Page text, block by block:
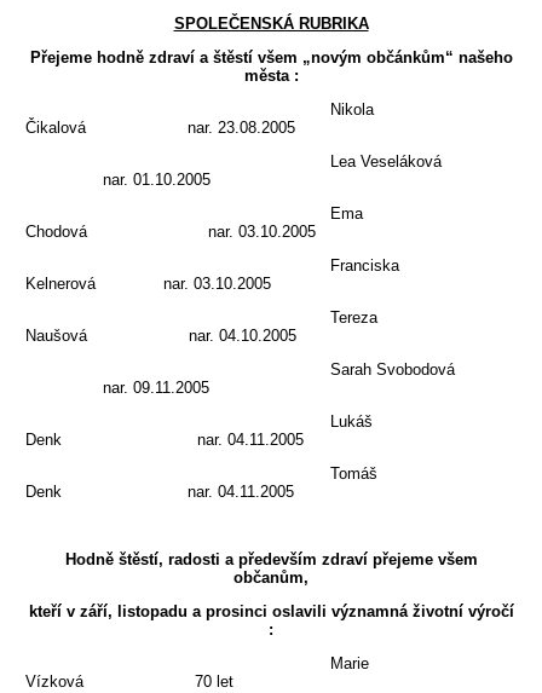
SPOLEČENSKÁ RUBRIKA
Přejeme hodně zdraví a štěstí všem „novým občánkům“ našeho
města :
Nikola
Čikalová nar. 23.08.2005
Lea Veseláková
nar. 01.10.2005
Ema
Chodová nar. 03.10.2005
Franciska
Kelnerová nar. 03.10.2005
Tereza
Naušová nar. 04.10.2005
Sarah Svobodová
nar. 09.11.2005
Lukáš
Denk nar. 04.11.2005
Tomáš
Denk nar. 04.11.2005
Hodně štěstí, radosti a především zdraví přejeme všem
občanům,
kteří v září, listopadu a prosinci oslavili významná životní výročí
:
Marie
Vízková 70 let